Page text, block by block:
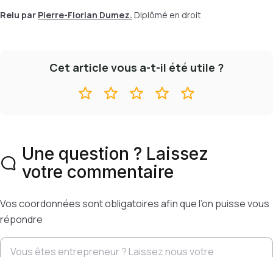
Relu par Pierre-Florian Dumez. Diplômé en droit
Cet article vous a-t-il été utile ?
Une question ? Laissez
votre commentaire
Vos coordonnées sont obligatoires afin que l’on puisse vous
répondre